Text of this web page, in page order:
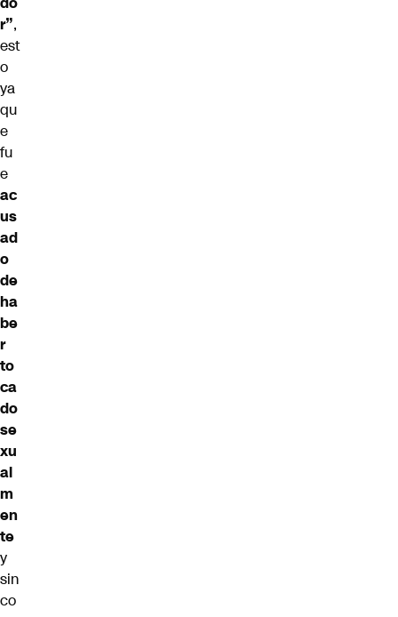
r”,
est
o
ya
qu
e
fu
e
ac
us
ad
o
de
ha
be
r
to
ca
do
se
xu
al
m
en
te
y
sin
co